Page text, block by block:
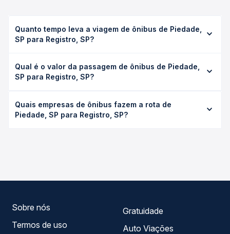
Quanto tempo leva a viagem de ônibus de Piedade,
SP para Registro, SP?
em média 3h 19min, podendo variar conforme a viação, o
tipo de serviço (convencional, executivo ou leito) e as
opção na data desejada.
Qual é o valor da passagem de ônibus de Piedade,
SP para Registro, SP?
Registro, SP custa em média R$ 60,62 e varia conforme a
data da viagem, a empresa, o tipo de poltrona e a
Quais empresas de ônibus fazem a rota de
Piedade, SP para Registro, SP?
Sobre nós
Termos de uso
Gratuidade
Auto Viações